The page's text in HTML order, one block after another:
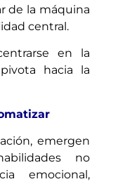
de la máquina
central.
en la
hacia la
emergen
no
emocional,